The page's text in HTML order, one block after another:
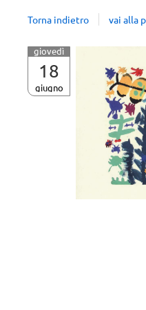
Torna indietro vai alla
giovedì
18
giugno